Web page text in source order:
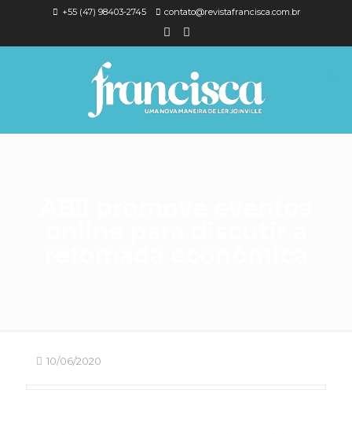
+55 (47) 98403-2745 contato@revistafrancisca.com.br
10/06/2020